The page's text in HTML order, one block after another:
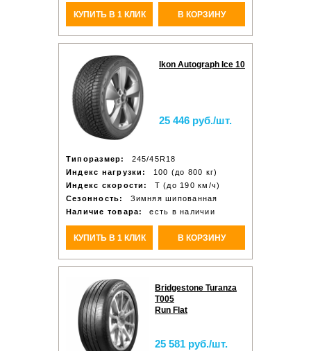
КУПИТЬ В 1 КЛИК В КОРЗИНУ
Ikon Autograph Ice 10
25 446 руб./шт.
Типоразмер:
245/45R18
Индекс нагрузки:
100 (до 800 кг)
Индекс скорости:
T (до 190 км/ч)
Сезонность:
Зимняя шипованная
Наличие товара:
есть в наличии
КУПИТЬ В 1 КЛИК В КОРЗИНУ
Bridgestone Turanza
T005
Run Flat
25 581 руб./шт.